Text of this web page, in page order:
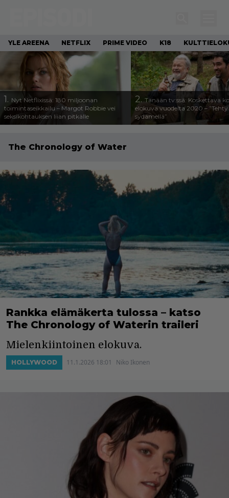
YLE AREENA NETFLIX PRIME VIDEO K18
1. Nyt Netflixissä: 180 miljoonan
toimintaseikkailu – Margot Robbie vei
seksikohtauksen liian pitkälle
2. Tänään tv:ssä: Koskettava
elokuva vuodelta 2020 – ”Tehty
sydämellä”
The Chronology of Water
Rankka elämäkerta tulossa – katso
The Chronology of Waterin traileri
Mielenkiintoinen elokuva.
HOLLYWOOD 11.1.2026 18:01 Niko Ikonen